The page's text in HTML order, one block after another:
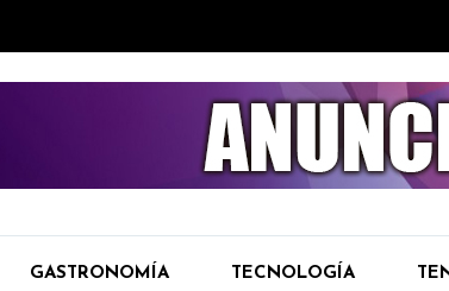
GASTRONOMÍA TECNOLOGÍA